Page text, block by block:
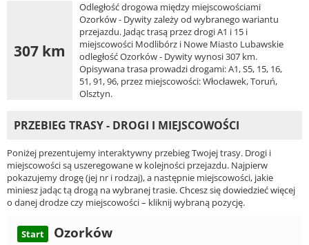
307 km
Odległość drogowa między miejscowościami
Ozorków - Dywity zależy od wybranego wariantu
przejazdu. Jadąc trasą przez drogi A1 i 15 i
miejscowości Modlibórz i Nowe Miasto Lubawskie
odległość Ozorków - Dywity wynosi 307 km.
Opisywana trasa prowadzi drogami: A1, S5, 15, 16,
51, 91, 96, przez miejscowości: Włocławek, Toruń,
Olsztyn.
PRZEBIEG TRASY - DROGI I MIEJSCOWOŚCI
Poniżej prezentujemy interaktywny przebieg Twojej trasy. Drogi i
miejscowości są uszeregowane w kolejności przejazdu. Najpierw
pokazujemy drogę (jej nr i rodzaj), a następnie miejscowości, jakie
miniesz jadąc tą drogą na wybranej trasie. Chcesz się dowiedzieć więcej
o danej drodze czy miejscowości – kliknij wybraną pozycję.
Start Ozorków